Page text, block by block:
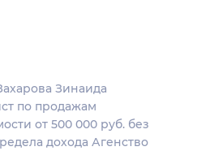
Зинаида
по продажам
от 500 000 руб. без
дохода Агенство